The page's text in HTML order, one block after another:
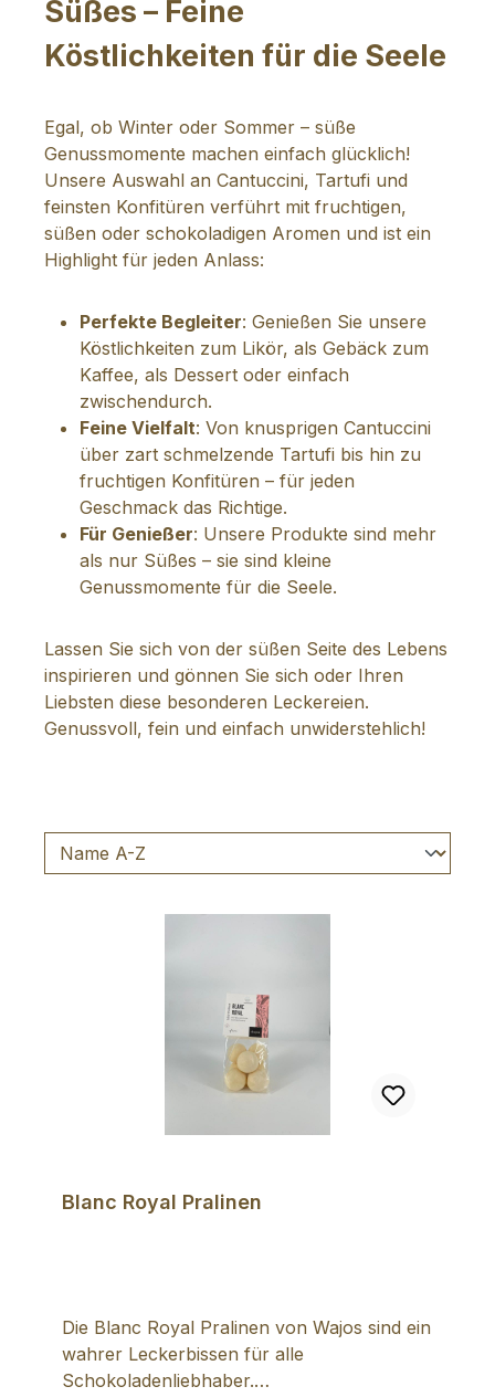
Süßes – Feine
Köstlichkeiten für die Seele
Egal, ob Winter oder Sommer – süße
Genussmomente machen einfach glücklich!
Unsere Auswahl an Cantuccini, Tartufi und
feinsten Konfitüren verführt mit fruchtigen,
süßen oder schokoladigen Aromen und ist ein
Highlight für jeden Anlass:
Perfekte Begleiter: Genießen Sie unsere
Köstlichkeiten zum Likör, als Gebäck zum
Kaffee, als Dessert oder einfach
zwischendurch.
Feine Vielfalt: Von knusprigen Cantuccini
über zart schmelzende Tartufi bis hin zu
fruchtigen Konfitüren – für jeden
Geschmack das Richtige.
Für Genießer: Unsere Produkte sind mehr
als nur Süßes – sie sind kleine
Genussmomente für die Seele.
Lassen Sie sich von der süßen Seite des Lebens
inspirieren und gönnen Sie sich oder Ihren
Liebsten diese besonderen Leckereien.
Genussvoll, fein und einfach unwiderstehlich!
Blanc Royal Pralinen
Die Blanc Royal Pralinen von Wajos sind ein
wahrer Leckerbissen für alle
Schokoladenliebhaber.